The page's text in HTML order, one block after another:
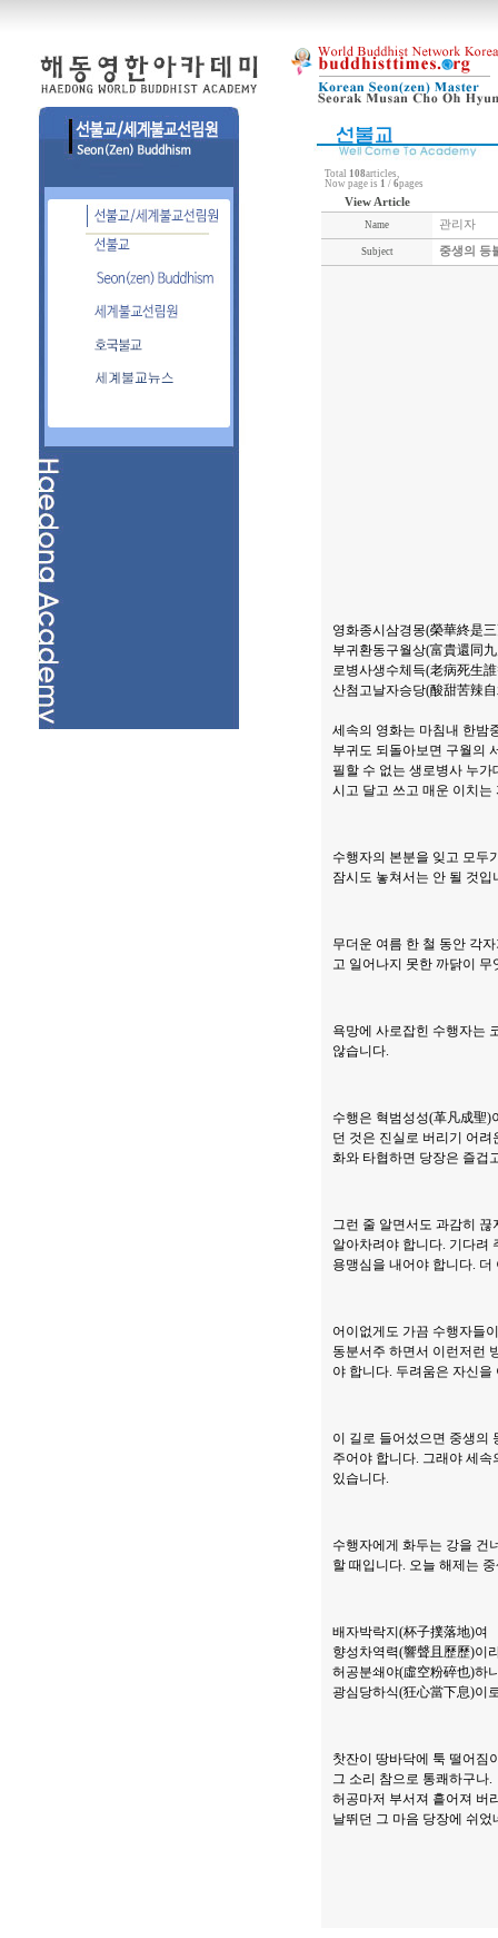
Total 108articles,
Now page is 1 / 6pages
View Article
Name 관리자
Subject 중생의 등
영화종시삼경몽(榮華終是
부귀환동구월상(富貴還同
로병사생수체득(老病死生
산첨고날자승당(酸甜苦辣
세속의 영화는 마침내 한밤
부귀도 되돌아보면 구월의
필할 수 없는 생로병사 누가
시고 달고 쓰고 매운 이치는
수행자의 본분을 잊고 모두
잠시도 놓쳐서는 안 될 것입
무더운 여름 한 철 동안 각
고 일어나지 못한 까닭이 무
욕망에 사로잡힌 수행자는
않습니다.
수행은 혁범성성(革凡成聖)
던 것은 진실로 버리기 어
화와 타협하면 당장은 즐겁
그런 줄 알면서도 과감히
알아차려야 합니다. 기다려
용맹심을 내어야 합니다.
어이없게도 가끔 수행자들
동분서주 하면서 이런저런
야 합니다. 두려움은 자신
이 길로 들어섰으면 중생의
주어야 합니다. 그래야 세
있습니다.
수행자에게 화두는 강을 건
할 때입니다. 오늘 해제는
배자박락지(杯子撲落地)여
향성차역력(響聲且歷歷)이
허공분쇄야(虛空粉碎也)하
광심당하식(狂心當下息)이
찻잔이 땅바닥에 툭 떨어짐
그 소리 참으로 통쾌하구나.
허공마저 부서져 흩어져 버
날뛰던 그 마음 당장에 쉬었